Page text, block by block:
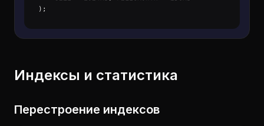
Индексы и статистика
Перестроение индексов